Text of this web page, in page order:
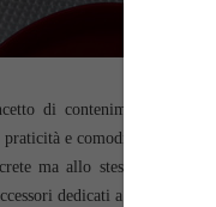
di contenimento
e comodità, oltre la
ma allo stesso tempo
dedicati a funzioni